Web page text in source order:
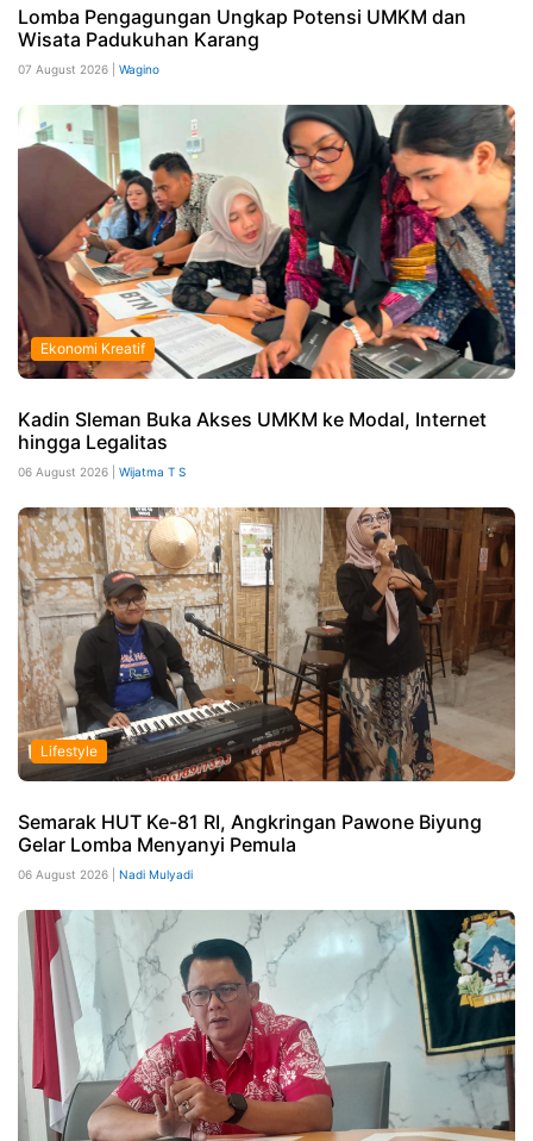
Lomba Pengagungan Ungkap Potensi UMKM dan
Wisata Padukuhan Karang
07 August 2026 | Wagino
Ekonomi Kreatif
Kadin Sleman Buka Akses UMKM ke Modal, Internet
hingga Legalitas
06 August 2026 | Wijatma T S
Lifestyle
Semarak HUT Ke-81 RI, Angkringan Pawone Biyung
Gelar Lomba Menyanyi Pemula
06 August 2026 | Nadi Mulyadi